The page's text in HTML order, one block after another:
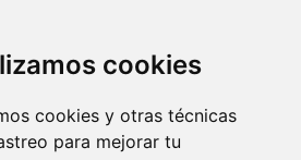
cookies
cookies y otras técnicas
para mejorar tu
cookies preferences